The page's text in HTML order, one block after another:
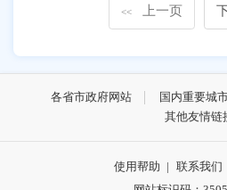
<< 上一页
各省市政府网站 国内重要城
其他友情链
使用帮助 | 联系我们